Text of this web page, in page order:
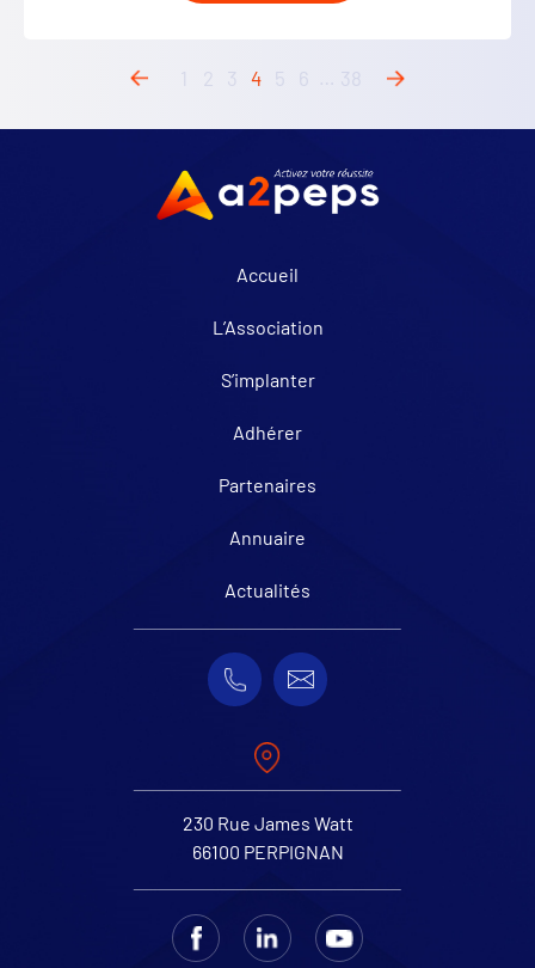
1 2 3 4 5 38
Accueil
L’Association
S’implanter
Adhérer
Partenaires
Annuaire
Actualités
230 Rue James Watt
66100 PERPIGNAN